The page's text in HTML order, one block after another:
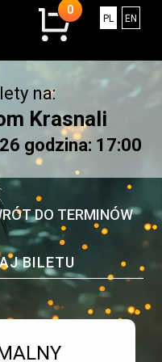
0
0
Łączna
kwota:
0.00
złotych
EN
PL Polski
na:
Krasnali
godzina: 17:00
DO TERMINÓW
BILETU